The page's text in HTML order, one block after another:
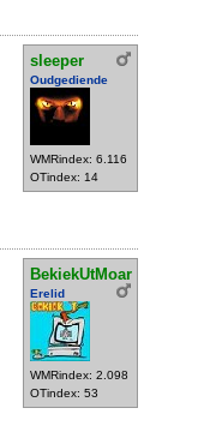
sleeper
Oudgediende
WMRindex: 6.116
OTindex: 14
BekiekUtMoar
Erelid
WMRindex: 2.098
OTindex: 53